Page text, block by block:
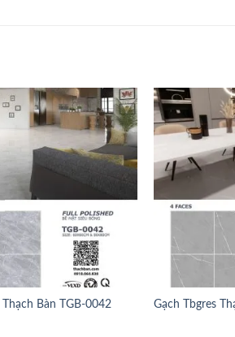
Thạch Bàn TGB-0042 Gạch Tbgres